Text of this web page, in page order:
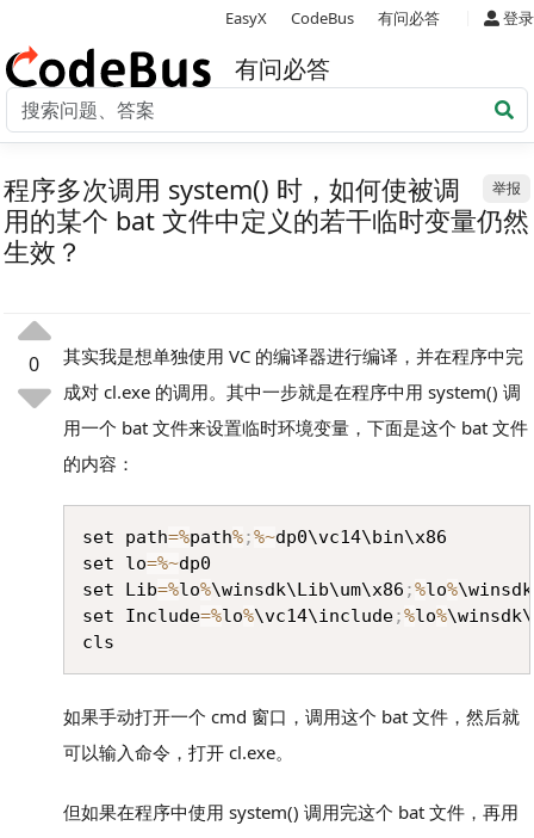
EasyX CodeBus 有问必答 登录
有问必答
举报
程序多次调用 system() 时，如何使被调
用的某个 bat 文件中定义的若干临时变量仍然
生效？
0
其实我是想单独使用 VC 的编译器进行编译，并在程序中完
成对 cl.exe 的调用。其中一步就是在程序中用 system() 调
用一个 bat 文件来设置临时环境变量，下面是这个 bat 文件
的内容：
set path=%path%;%~dp0\vc14\bin\x86
set lo=%~dp0
set Lib=%lo%\winsdk\Lib\um\x86 ;%lo%
set Include=%lo%\vc14\include;%lo%
如果手动打开一个 cmd 窗口，调用这个 bat 文件，然后就
可以输入命令，打开 cl.exe。
但如果在程序中使用 system() 调用完这个 bat 文件，再用